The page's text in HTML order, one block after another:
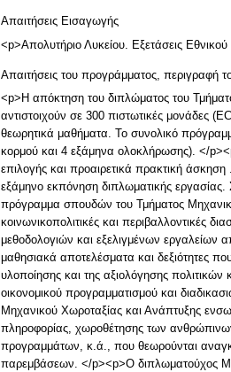
Απαιτήσεις Εισαγωγής
<p>Απολυτήριο Λυκείου. Εξετάσεις
Απαιτήσεις του προγράμματος, περιγραφή
<p>Η απόκτηση του διπλώματος του
αντιστοιχούν σε 300 πιστωτικές μονάδες
θεωρητικά μαθήματα. Το συνολικό
κορμού και 4 εξάμηνα ολοκλήρωσης). </
επιλογής και προαιρετικά πρακτική
εξάμηνο εκπόνηση διπλωματικής
πρόγραμμα σπουδών του Τμήματος
κοινωνικοπολιτικές και περιβαλλοντικές
μεθοδολογιών και εξελιγμένων
μαθησιακά αποτελέσματα και δεξιότητες
υλοποίησης και της αξιολόγησης
οικονομικού προγραμματισμού και
Μηχανικού Χωροταξίας και Ανάπτυξης
πληροφορίας, χωροθέτησης των
προγραμμάτων, κ.ά., που θεωρούνται
παρεμβάσεων. </p><p>Ο διπλωματούχος